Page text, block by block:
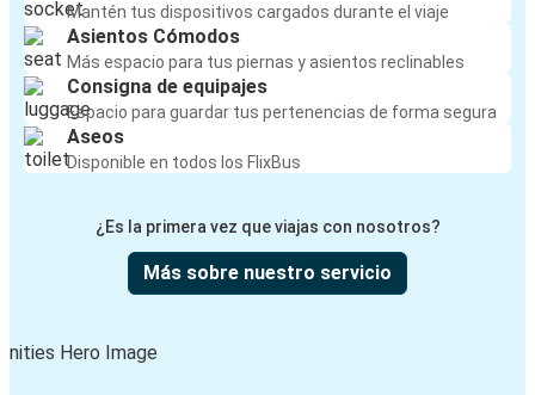
Mantén tus dispositivos cargados durante el viaje
Asientos Cómodos
Más espacio para tus piernas y asientos reclinables
Consigna de equipajes
Espacio para guardar tus pertenencias de forma segura
Aseos
Disponible en todos los FlixBus
¿Es la primera vez que viajas con nosotros?
Más sobre nuestro servicio